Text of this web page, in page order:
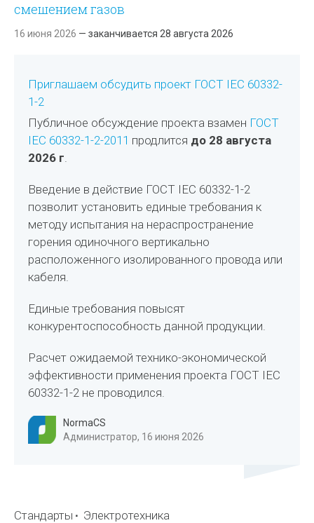
смешением газов
16 июня 2026 — заканчивается 28 августа 2026
Приглашаем обсудить проект ГОСТ IEC 60332-
1-2
Публичное обсуждение проекта взамен ГОСТ
IEC 60332-1-2-2011 продлится до 28 августа
2026 г.
Введение в действие ГОСТ IEC 60332-1-2
позволит установить единые требования к
методу испытания на нераспространение
горения одиночного вертикально
расположенного изолированного провода или
кабеля.
Единые требования повысят
конкурентоспособность данной продукции.
Расчет ожидаемой технико-экономической
эффективности применения проекта ГОСТ IEC
60332-1-2 не проводился.
NormaCS
Администратор, 16 июня 2026
Стандарты Электротехника